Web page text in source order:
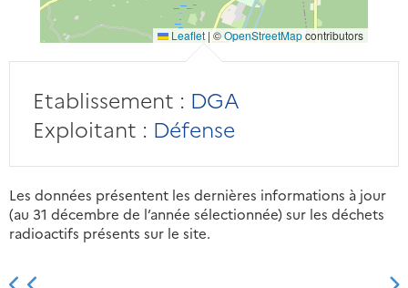
Leaflet | ©OpenStreetMapcontributors
Etablissement : DGA
Exploitant : Défense
Les données présentent les dernières informations à jour
(au 31 décembre de l’année sélectionnée) sur les déchets
radioactifs présents sur le site.